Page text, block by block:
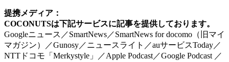
提携メディア：
COCONUTSは下記サービスに記事を提供しております。
Googleニュース／SmartNews／SmartNews for docomo（旧マイ
マガジン）／Gunosy／ニュースライト／auサービスToday／
NTTドコモ「Merkystyle」／Apple Podcast／Google Podcast ／